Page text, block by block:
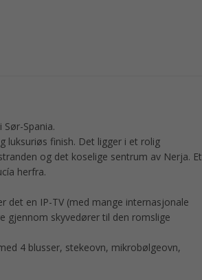
Spania.
luksuriøs finish. Det ligger i et rolig
og det koselige sentrum av Nerja. Et
herfra.
det en IP-TV (med mange internasjonale
gjennom skyvedører til den romslige
4 blusser, stekeovn, mikrobølgeovn,